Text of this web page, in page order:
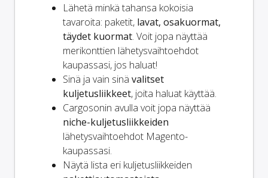
Lähetä minkä tahansa kokoisia
tavaroita: paketit, lavat, osakuormat,
täydet kuormat. Voit jopa näyttää
merikonttien lähetysvaihtoehdot
kaupassasi, jos haluat!
Sinä ja vain sinä valitset
kuljetusliikkeet, joita haluat käyttää.
Cargosonin avulla voit jopa näyttää
niche-kuljetusliikkeiden
lähetysvaihtoehdot Magento-
kaupassasi.
Näytä lista eri kuljetusliikkeiden